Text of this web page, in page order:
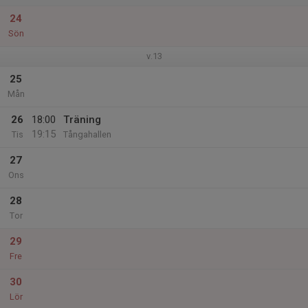
24
Sön
v.13
25
Mån
26
Tis
18:00
19:15
Träning
Tångahallen
27
Ons
28
Tor
29
Fre
30
Lör